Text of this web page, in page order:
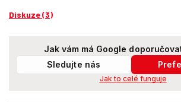
Diskuze (3)
Jak vám má Google
Sledujte nás
Jak to celé funguje